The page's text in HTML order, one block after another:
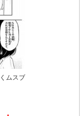
ムスブ